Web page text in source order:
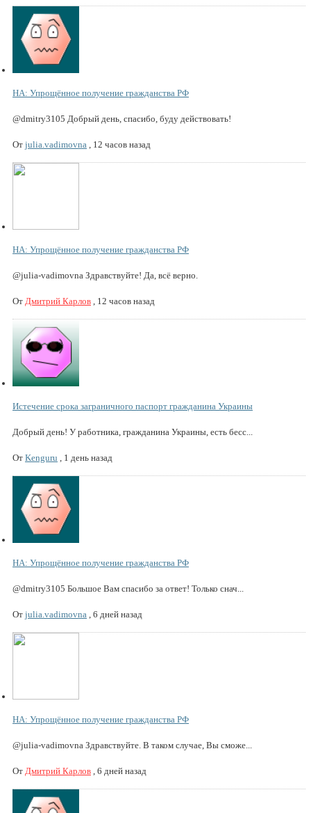
НА: Упрощённое получение гражданства РФ
@dmitry3105 Добрый день, спасибо, буду действовать!
От julia.vadimovna , 12 часов назад
НА: Упрощённое получение гражданства РФ
@julia-vadimovna Здравствуйте! Да, всё верно.
От Дмитрий Карлов , 12 часов назад
Истечение срока заграничного паспорт гражданина Украины
Добрый день! У работника, гражданина Украины, есть бесс...
От Kenguru , 1 день назад
НА: Упрощённое получение гражданства РФ
@dmitry3105 Большое Вам спасибо за ответ! Только снач...
От julia.vadimovna , 6 дней назад
НА: Упрощённое получение гражданства РФ
@julia-vadimovna Здравствуйте. В таком случае, Вы сможе...
От Дмитрий Карлов , 6 дней назад